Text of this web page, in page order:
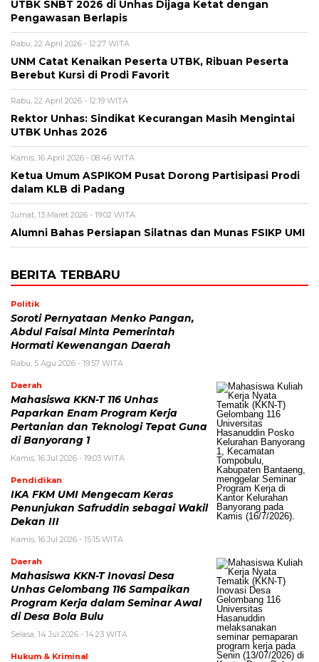
UTBK SNBT 2026 di Unhas Dijaga Ketat dengan
Pengawasan Berlapis
Rabu, 22 April 2026 - 12:27 WITA
UNM Catat Kenaikan Peserta UTBK, Ribuan Peserta
Berebut Kursi di Prodi Favorit
Rabu, 22 April 2026 - 12:19 WITA
Rektor Unhas: Sindikat Kecurangan Masih Mengintai
UTBK Unhas 2026
Kamis, 16 April 2026 - 08:46 WITA
Ketua Umum ASPIKOM Pusat Dorong Partisipasi Prodi
dalam KLB di Padang
Jumat, 13 Maret 2026 - 19:02 WITA
Alumni Bahas Persiapan Silatnas dan Munas FSIKP UMI
BERITA TERBARU
Politik
Soroti Pernyataan Menko Pangan,
Abdul Faisal Minta Pemerintah
Hormati Kewenangan Daerah
Rabu, 5 Agu 2026 - 19:57 WITA
Daerah
Mahasiswa KKN-T 116 Unhas
Paparkan Enam Program Kerja
Pertanian dan Teknologi Tepat Guna
di Banyorang 1
Kamis, 16 Jul 2026 - 19:03 WITA
Pendidikan
IKA FKM UMI Mengecam Keras
Penunjukan Safruddin sebagai Wakil
Dekan III
Kamis, 16 Jul 2026 - 15:15 WITA
Daerah
Mahasiswa KKN-T Inovasi Desa
Unhas Gelombang 116 Sampaikan
Program Kerja dalam Seminar Awal
di Desa Bola Bulu
Selasa, 14 Jul 2026 - 14:23 WITA
Hukum & Kriminal